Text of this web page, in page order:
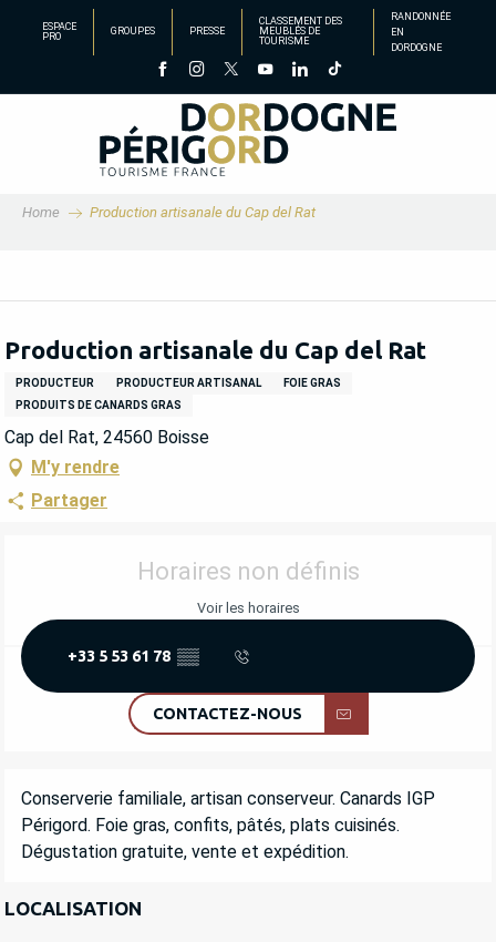
principal
ESPACE
PRO
GROUPES PRESSE
CLASSEMENT DES
MEUBLÉS DE
TOURISME
RANDONNÉE
EN
DORDOGNE
Home Production artisanale du Cap del Rat
Production artisanale du Cap del Rat
PRODUCTEUR PRODUCTEUR ARTISANAL
FOIE GRAS
PRODUITS DE CANARDS GRAS
Cap del Rat, 24560 Boisse
M'y rendre
Partager
OUVERTURE ET COORDONNÉES
Horaires non définis
Voir les horaires
+33 5 53 61 78 ▒▒
CONTACTEZ-NOUS
DESCRIPTION
Conserverie familiale, artisan conserveur. Canards IGP
Périgord. Foie gras, confits, pâtés, plats cuisinés.
Dégustation gratuite, vente et expédition.
LOCALISATION